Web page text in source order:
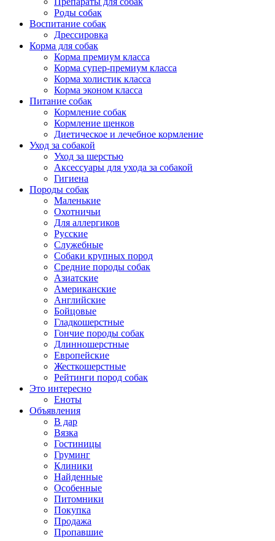
Роды собак
Воспитание собак
Дрессировка
Корма для собак
Корма премиум класса
Корма супер-премиум класса
Корма холистик класса
Корма эконом класса
Питание собак
Кормление собак
Кормление щенков
Диетическое и лечебное кормление
Уход за собакой
Уход за шерстью
Аксессуары для ухода за собакой
Гигиена
Породы собак
Маленькие
Охотничьи
Для аллергиков
Русские
Служебные
Собаки крупных пород
Средние породы собак
Азиатские
Американские
Английские
Бойцовые
Гладкошерстные
Гончие породы собак
Длинношерстные
Европейские
Жесткошерстные
Рейтинги пород собак
Это интересно
Еноты
Объявления
В дар
Вязка
Гостиницы
Груминг
Клиники
Найденные
Особенные
Питомники
Покупка
Продажа
Пропавшие